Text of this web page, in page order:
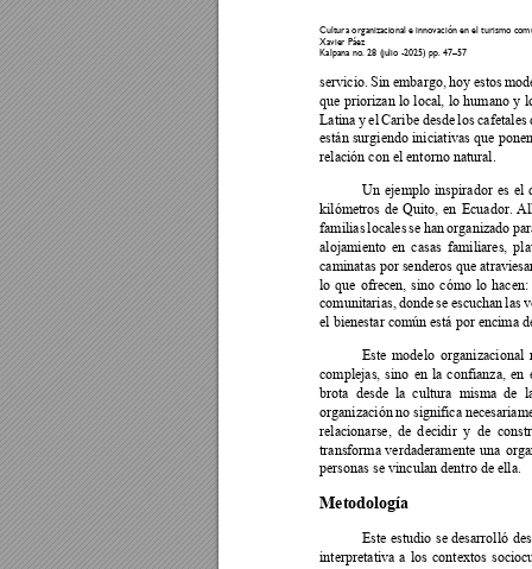
Cultura organizacional e innovación en el turismo co
Xavier Páez
Kalpana no. 28 (julio -2025) pp. 47–57
servicio. Sin embargo, hoy estos
que priorizan lo local, lo humano y
Latina y el Caribe desde los cafetales
están surgiendo iniciativas que
relación con el entorno natural.
Un ejemplo inspirador es el
kilómetros de Quito, en Ecuador.
familias locales se han organizado
alojamiento en casas familiares,
caminatas por senderos que
lo que ofrecen, sino cómo lo hacen:
comunitarias, donde se escuchan las
el bienestar común está por encima
Este modelo organizacional
complejas, sino en la confianza, en
brota desde la cultura misma de
organización no significa necesa
relacionarse,
de decidir y de
transforma verdaderamente una
personas se vinculan dentro de ella.
Metodología
Este estudio se desarrolló
interpretativa a los contextos